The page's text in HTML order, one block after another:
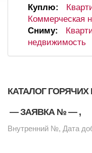
Куплю:
Коммерческая
Сниму:
недвижимость
КАТАЛОГ
— ЗАЯВКА № — ,
Внутренний №, Дата